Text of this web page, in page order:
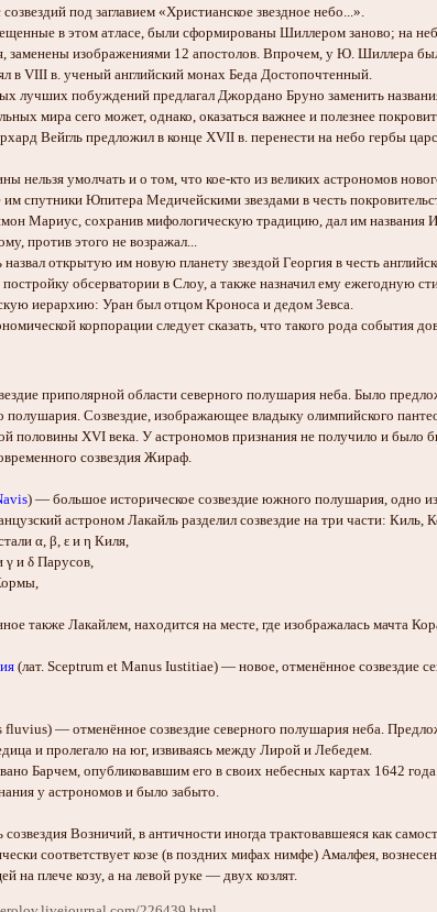
под заглавием «Христианское звездное небо...».
в этом атласе, были сформированы Шиллером заново; на
заменены изображениями 12 апостолов. Впрочем, у Ю. Шиллера
в VIII в. ученый английский монах Беда Достопочтенный.
побуждений предлагал Джордано Бруно заменить названия
сего может, однако, оказаться важнее и полезнее
Вейгль предложил в конце XVII в. перенести на небо гербы
умолчать и о том, что кое-кто из великих астрономов
им спутники Юпитера Медичейскими звездами в честь
Мариус, сохранив мифологическую традицию, дал им названия
против этого не возражал...
открытую им новую планету звездой Георгия в честь
обсерватории в Слоу, а также назначил ему ежегодную
иерархию: Уран был отцом Кроноса и дедом Зевса.
корпорации следует сказать, что такого рода события
приполярной области северного полушария неба. Было
Созвездие, изображающее владыку олимпийского
половины XVI века. У астрономов признания не получило и было
созвездия Жираф.
) — большое историческое созвездие южного полушария, одно из
астроном Лакайль разделил созвездие на три части:
α, β, ε и η Киля,
γ и δ Парусов,
также Лакайлем, находится на месте, где изображалась мачта
(лат. Sceptrum et Manus Iustitiae) — новое, отменённое созвездие
fluvius) — отменённое созвездие северного полушария неба.
и пролегало на юг, извиваясь между Лирой и Лебедем.
Барчем, опубликовавшим его в своих небесных картах 1642
у астрономов и было забыто.
Возничий, в античности иногда трактовавшеяся как
соответствует козе (в поздних мифах нимфе) Амалфея,
на плече козу, а на левой руке — двух козлят.